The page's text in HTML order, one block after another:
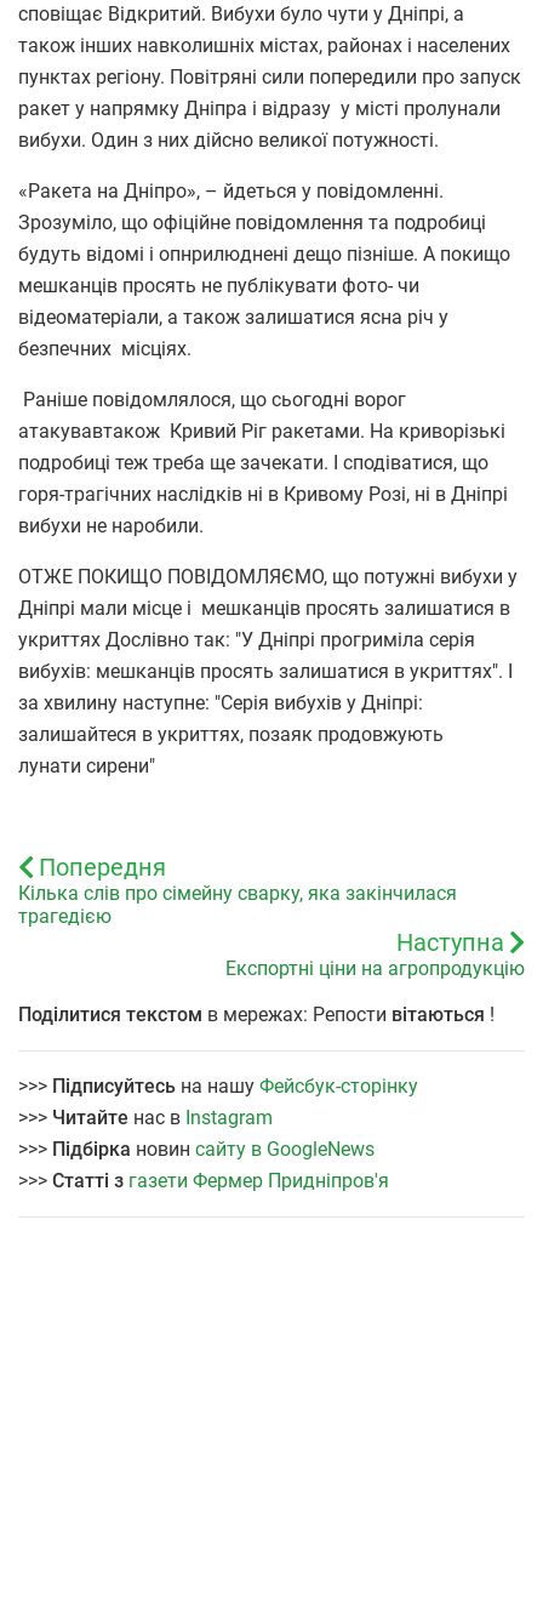
сповіщає Відкритий. Вибухи було чути у Дніпрі, а
також інших навколишніх містах, районах і населених
пунктах регіону. Повітряні сили попередили про запуск
ракет у напрямку Дніпра і відразу у місті пролунали
вибухи. Один з них дійсно великої потужності.
«Ракета на Дніпро», – йдеться у повідомленні.
Зрозуміло, що офіційне повідомлення та подробиці
будуть відомі і опнрилюднені дещо пізніше. А покищо
мешканців просять не публікувати фото- чи
відеоматеріали, а також залишатися ясна річ у
безпечних місціях.
Раніше повідомлялося, що сьогодні ворог
атакувавтакож Кривий Ріг ракетами. На криворізькі
подробиці теж треба ще зачекати. І сподіватися, що
горя-трагічних наслідків ні в Кривому Розі, ні в Дніпрі
вибухи не наробили.
ОТЖЕ ПОКИЩО ПОВІДОМЛЯЄМО, що потужні вибухи у
Дніпрі мали місце і мешканців просять залишатися в
укриттях Дослівно так: "У Дніпрі прогриміла серія
вибухів: мешканців просять залишатися в укриттях". І
за хвилину наступне: "Серія вибухів у Дніпрі:
залишайтеся в укриттях, позаяк продовжують
лунати сирени"
Попередня
Кілька слів про сімейну сварку, яка закінчилася
трагедією
Наступна
Експортні ціни на агропродукцію
Поділитися текстом в мережах: Репости вітаються !
>>> Підписуйтесь на нашу Фейсбук-сторінку
>>> Читайте нас в Instagram
>>> Підбірка новин сайту в GoogleNews
>>> Статті з газети Фермер Придніпров'я